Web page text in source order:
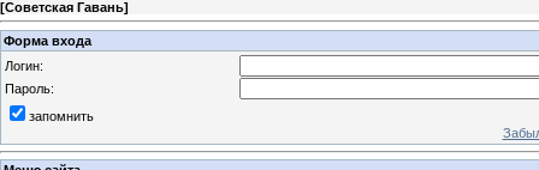
[Советская Гавань]
Форма входа
Логин:
Пароль:
запомнить